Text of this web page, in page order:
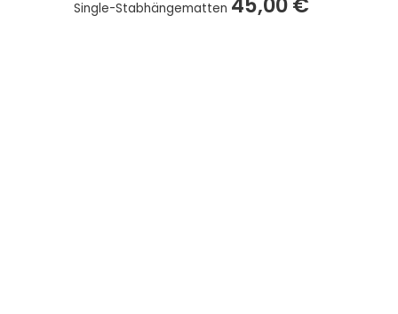
Single-Stabhängematten 45,00€